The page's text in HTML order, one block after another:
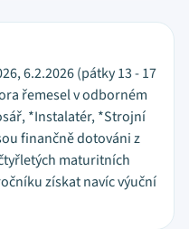
6.2.2026 (pátky 13 - 17
řemesel v odborném
*Instalatér, *Strojní
finančně dotováni z
maturitních
získat navíc výuční